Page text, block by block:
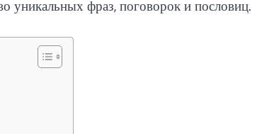
уникальных фраз, поговорок и пословиц.